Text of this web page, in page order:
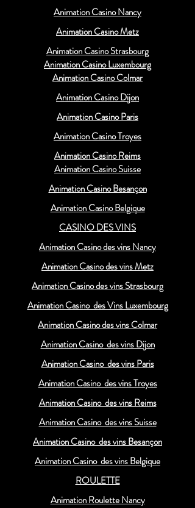
Animation Casino Nancy
Animation Casino Metz
Animation Casino Strasbourg
Animation Casino Luxembourg
Animation Casino Colmar
Animation Casino Dijon
Animation Casino Paris
Animation Casino Troyes
Animation Casino Reims
Animation Casino Suisse
Animation Casino Besançon
Animation Casino Belgique
CASINO DES VINS
Animation Casino des vins Nancy
Animation Casino des vins Metz
Animation Casino des vins Strasbourg
Animation Casino des Vins Luxembourg
Animation Casino des vins Colmar
Animation Casino des vins Dijon
Animation Casino des vins Paris
Animation Casino des vins Troyes
Animation Casino des vins Reims
Animation Casino des vins Suisse
Animation Casino des vins Besançon
Animation Casino des vins Belgique
ROULETTE
Animation Roulette Nancy